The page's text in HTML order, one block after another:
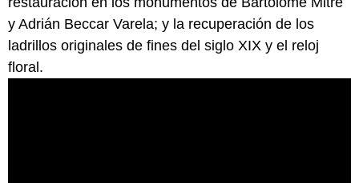
y Adrián Beccar Varela; y la recuperación de los
ladrillos originales de fines del siglo XIX y el reloj
floral.